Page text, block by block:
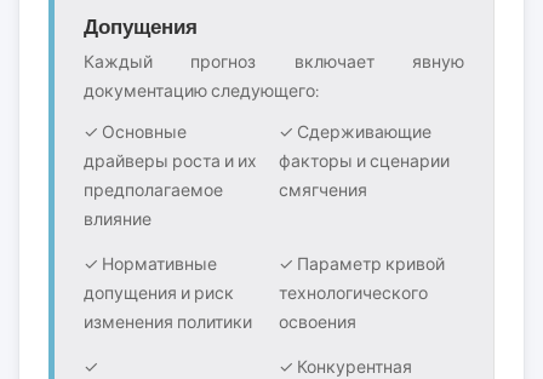
Допущения
Каждый прогноз включает явную
документацию следующего:
✓ Основные
драйверы роста и их
предполагаемое
влияние
✓ Сдерживающие
факторы и сценарии
смягчения
✓ Нормативные
допущения и риск
изменения политики
✓ Параметр кривой
технологического
освоения
✓
✓ Конкурентная